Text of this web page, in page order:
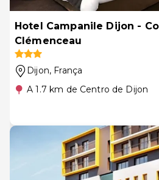
Hotel Campanile Dijon -
Clémenceau
Dijon, França
A 1.7 km de Centro de Dijon